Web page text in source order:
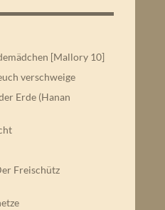
[Mallory 10]
verschweige
Erde (Hanan
Freischütz